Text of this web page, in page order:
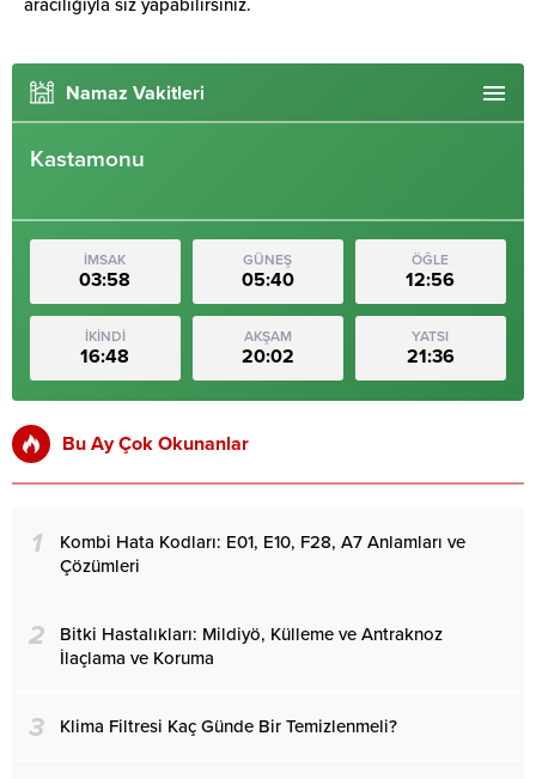
aracılığıyla siz yapabilirsiniz.
Namaz Vakitleri
Kastamonu
İMSAK
03:58
GÜNEŞ
05:40
ÖĞLE
12:56
İKİNDİ
16:48
AKŞAM
20:02
YATSI
21:36
Bu Ay Çok Okunanlar
1
Kombi Hata Kodları: E01, E10, F28, A7 Anlamları ve
Çözümleri
2
Bitki Hastalıkları: Mildiyö, Külleme ve Antraknoz
İlaçlama ve Koruma
3 Klima Filtresi Kaç Günde Bir Temizlenmeli?